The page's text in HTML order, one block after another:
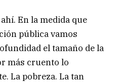
En la medida que
pública vamos
el tamaño de la
más cruento lo
La pobreza. La tan